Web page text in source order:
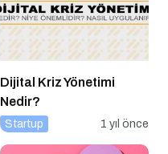
Dijital Kriz Yönetimi
Nedir?
Startup 1 yıl önce